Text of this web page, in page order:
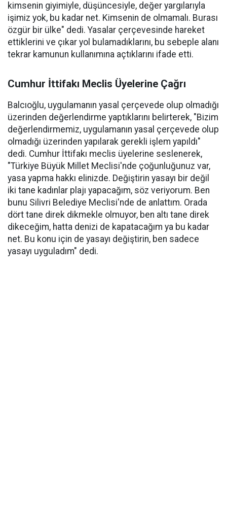
kimsenin giyimiyle, düşüncesiyle, değer yargılarıyla
işimiz yok, bu kadar net. Kimsenin de olmamalı. Burası
özgür bir ülke" dedi. Yasalar çerçevesinde hareket
ettiklerini ve çıkar yol bulamadıklarını, bu sebeple alanı
tekrar kamunun kullanımına açtıklarını ifade etti.
Cumhur İttifakı Meclis Üyelerine Çağrı
Balcıoğlu, uygulamanın yasal çerçevede olup olmadığı
üzerinden değerlendirme yaptıklarını belirterek, "Bizim
değerlendirmemiz, uygulamanın yasal çerçevede olup
olmadığı üzerinden yapılarak gerekli işlem yapıldı"
dedi. Cumhur İttifakı meclis üyelerine seslenerek,
"Türkiye Büyük Millet Meclisi'nde çoğunluğunuz var,
yasa yapma hakkı elinizde. Değiştirin yasayı bir değil
iki tane kadınlar plajı yapacağım, söz veriyorum. Ben
bunu Silivri Belediye Meclisi'nde de anlattım. Orada
dört tane direk dikmekle olmuyor, ben altı tane direk
dikeceğim, hatta denizi de kapatacağım ya bu kadar
net. Bu konu için de yasayı değiştirin, ben sadece
yasayı uyguladım" dedi.